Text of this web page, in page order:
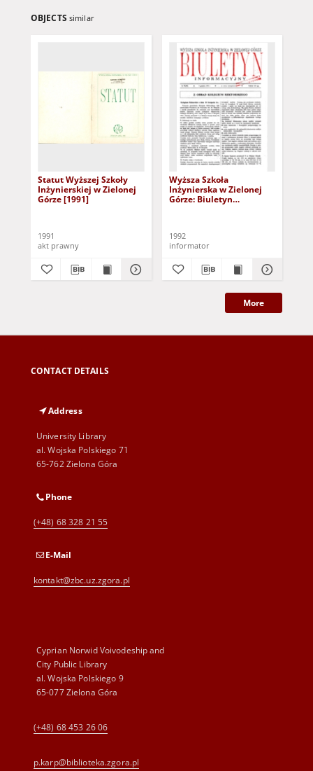
OBJECTS similar
Statut Wyższej Szkoły
Inżynierskiej w Zielonej
Górze [1991]
1991
akt prawny
Wyższa Szkoła
Inżynierska w Zielonej
Górze: Biuletyn
1992
informator
More
CONTACT DETAILS
Address
University Library
al. Wojska Polskiego 71
65-762 Zielona Góra
Phone
(+48) 68 328 21 55
E-Mail
kontakt@zbc.uz.zgora.pl
Cyprian Norwid Voivodeship and
City Public Library
al. Wojska Polskiego 9
65-077 Zielona Góra
(+48) 68 453 26 06
p.karp@biblioteka.zgora.pl